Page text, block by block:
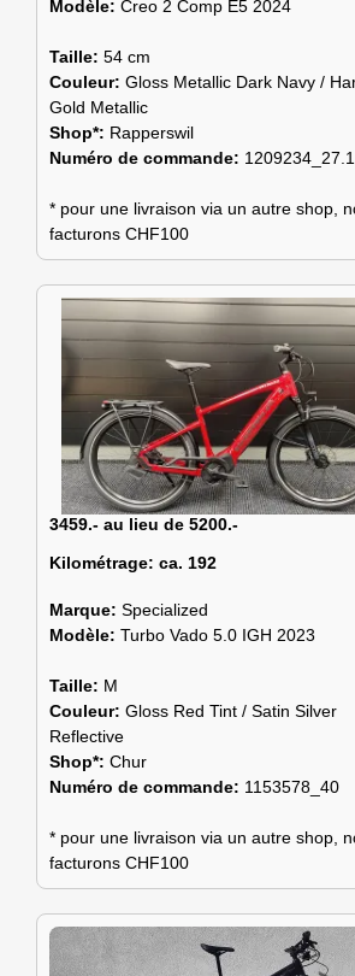
Modèle: Creo 2 Comp E5 2024
Taille: 54 cm
Couleur: Gloss Metallic Dark Navy /
Gold Metallic
Shop*: Rapperswil
Numéro de commande: 1209234_27.1
* pour une livraison via un autre shop,
facturons CHF100
3459.- au lieu de 5200.-
Kilométrage: ca. 192
Marque: Specialized
Modèle: Turbo Vado 5.0 IGH 2023
Taille: M
Couleur: Gloss Red Tint / Satin Silver
Reflective
Shop*: Chur
Numéro de commande: 1153578_40
* pour une livraison via un autre shop,
facturons CHF100